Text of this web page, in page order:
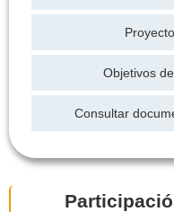
Objetivos
Consultar